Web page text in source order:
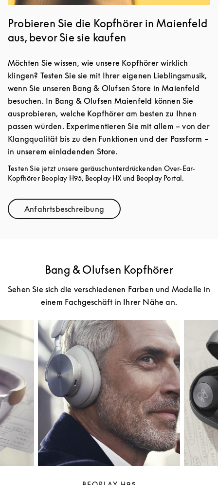
Probieren Sie die Kopfhörer in Maienfeld
aus, bevor Sie sie kaufen
Möchten Sie wissen, wie unsere Kopfhörer wirklich
klingen? Testen Sie sie mit Ihrer eigenen Lieblingsmusik,
wenn Sie unseren Bang & Olufsen Store in Maienfeld
besuchen. In Bang & Olufsen Maienfeld können Sie
ausprobieren, welche Kopfhörer am besten zu Ihnen
passen würden. Experimentieren Sie mit allem – von der
Klangqualität bis zu den Funktionen und der Passform –
in unserem einladenden Store.
Testen Sie jetzt unsere geräuschunterdrückenden Over-Ear-
Kopfhörer Beoplay H95, Beoplay HX und Beoplay Portal.
AnfahrtsbeschreibungLink Opens in New Tab
Bang & Olufsen Kopfhörer
Sehen Sie sich die verschiedenen Farben und Modelle in
einem Fachgeschäft in Ihrer Nähe an.